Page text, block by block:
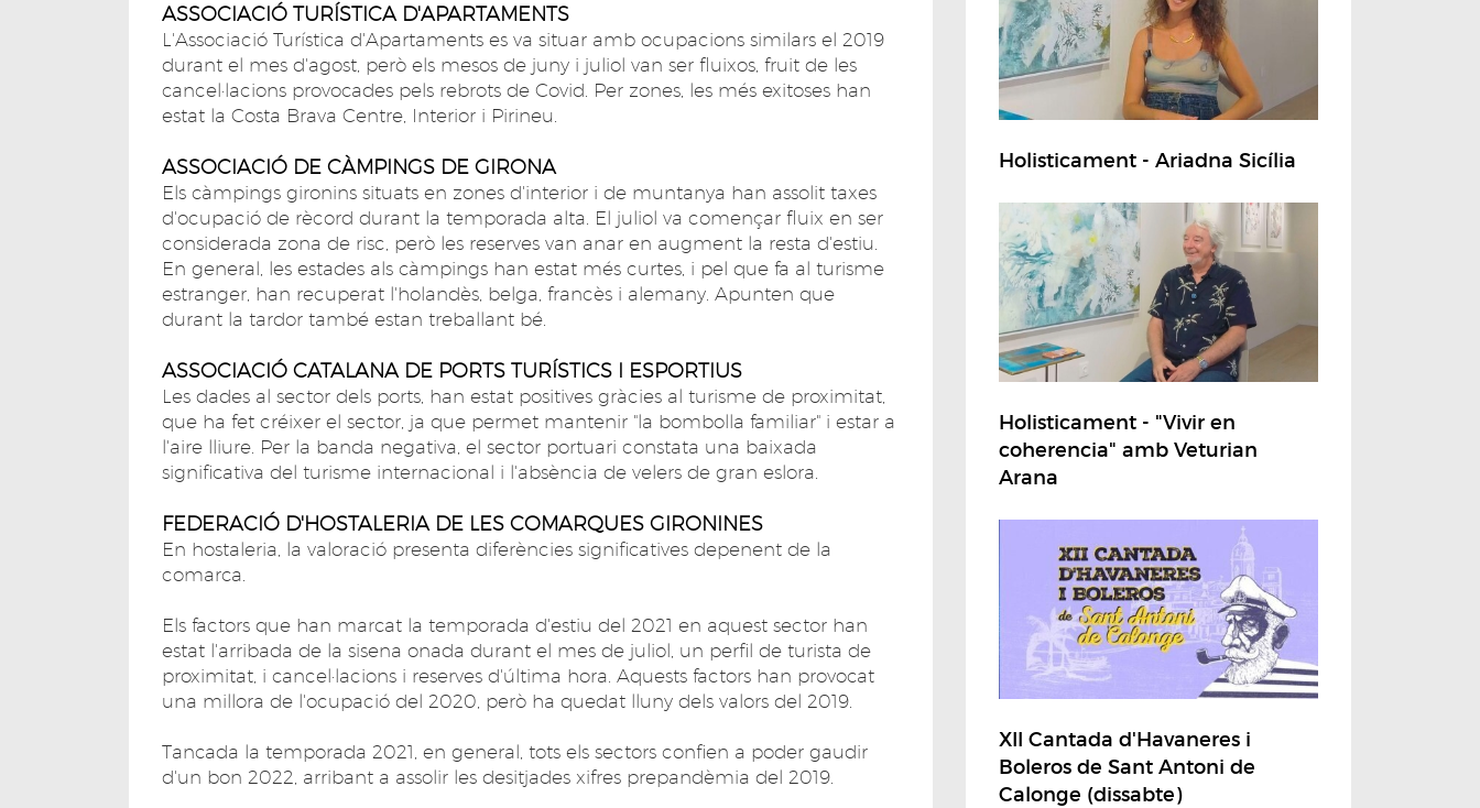
ASSOCIACIÓ TURÍSTICA D'APARTAMENTS
L'Associació Turística d'Apartaments es va situar amb ocupacions similars el 2019
durant el mes d'agost, però els mesos de juny i juliol van ser fluixos, fruit de les
cancel·lacions provocades pels rebrots de Covid. Per zones, les més exitoses han
estat la Costa Brava Centre, Interior i Pirineu.
ASSOCIACIÓ DE CÀMPINGS DE GIRONA
Els càmpings gironins situats en zones d'interior i de muntanya han assolit taxes
d'ocupació de rècord durant la temporada alta. El juliol va començar fluix en ser
considerada zona de risc, però les reserves van anar en augment la resta d'estiu.
En general, les estades als càmpings han estat més curtes, i pel que fa al turisme
estranger, han recuperat l'holandès, belga, francès i alemany. Apunten que
durant la tardor també estan treballant bé.
ASSOCIACIÓ CATALANA DE PORTS TURÍSTICS I ESPORTIUS
Les dades al sector dels ports, han estat positives gràcies al turisme de proximitat,
que ha fet créixer el sector, ja que permet mantenir "la bombolla familiar" i estar a
l'aire lliure. Per la banda negativa, el sector portuari constata una baixada
significativa del turisme internacional i l'absència de velers de gran eslora.
FEDERACIÓ D'HOSTALERIA DE LES COMARQUES GIRONINES
En hostaleria, la valoració presenta diferències significatives depenent de la
comarca.
Els factors que han marcat la temporada d'estiu del 2021 en aquest sector han
estat l'arribada de la sisena onada durant el mes de juliol, un perfil de turista de
proximitat, i cancel·lacions i reserves d'última hora. Aquests factors han provocat
una millora de l'ocupació del 2020, però ha quedat lluny dels valors del 2019.
Tancada la temporada 2021, en general, tots els sectors confien a poder gaudir
d'un bon 2022, arribant a assolir les desitjades xifres prepandèmia del 2019.
Holisticament - Ariadna Sicília
Holisticament - "Vivir en
coherencia" amb Veturian
Arana
XII Cantada d'Havaneres i
Boleros de Sant Antoni de
Calonge (dissabte)